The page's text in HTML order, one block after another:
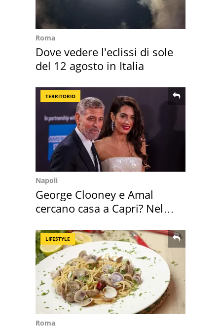
Roma
Dove vedere l'eclissi di sole
del 12 agosto in Italia
TERRITORIO
Napoli
George Clooney e Amal
cercano casa a Capri? Nel
LIFESTYLE
Roma